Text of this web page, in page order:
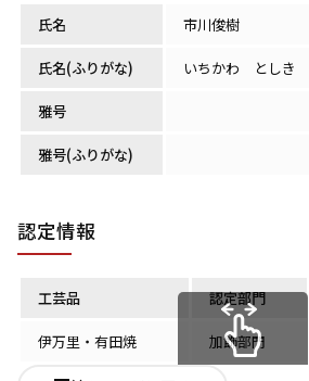
氏名 市川俊樹
氏名(ふりがな) いちかわ としき
雅号
雅号(ふりがな)
認定情報
工芸品 認定部門
伊万里・有田焼 加飾部門